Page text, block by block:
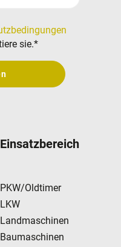
Einsatzbereich
PKW/Oldtimer
LKW
Landmaschinen
Baumaschinen
sie.*